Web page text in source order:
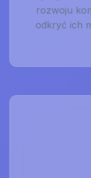
rozwoju
odkryć ich